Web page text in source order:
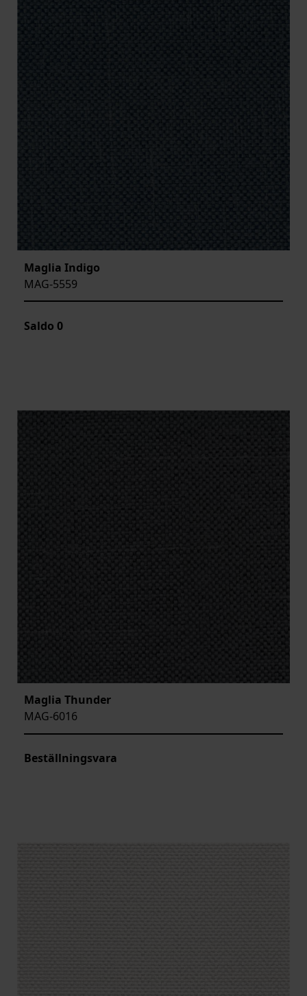
Maglia Indigo
MAG-5559
Saldo 0
Maglia Thunder
MAG-6016
Beställningsvara